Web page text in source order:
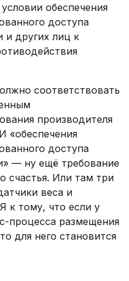
обеспечения
доступа
и других лиц к
соответствовать
производителя
«обеспечения
доступа
— ну ещё требование
счастья. Или там три
веса и
к тому, что если у
процесса размещения
для него становится